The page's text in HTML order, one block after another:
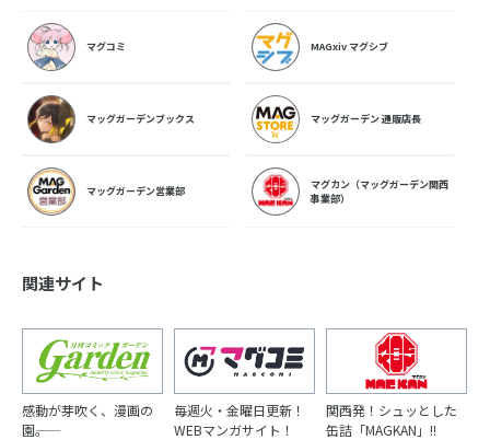
マグコミ MAGxiv マグシブ
マッグガーデンブックス マッグガーデン 通販店長
マッグガーデン営業部
マグカン（マッグガーデン関西
事業部）
関連サイト
感動が芽吹く、漫画の
園――。
毎週火・金曜日更新！
WEBマンガサイト！
関西発！シュッとした
缶詰「MAGKAN」!!